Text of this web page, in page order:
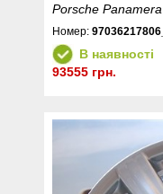
Porsche Panamera
Номер:97036217806_
В наявності
93555 грн.